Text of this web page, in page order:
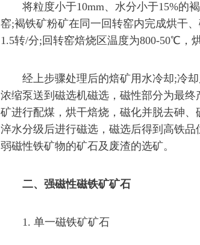
将粒度小于10mm、水分小于15%的褐
窑;褐铁矿粉矿在同一回转窑内完成烘干
1.5转/分;回转窑焙烧区温度为800-50℃，
经上步骤处理后的焙矿用水冷却;冷却
浓缩泵送到磁选机磁选，磁性部分为最
矿进行配煤，烘干焙烧，磁化并脱去砷
淬水分级后进行磁选，磁选后得到高铁
弱磁性铁矿物的矿石及废渣的选矿。
二、强磁性磁铁矿矿石
1. 单一磁铁矿矿石